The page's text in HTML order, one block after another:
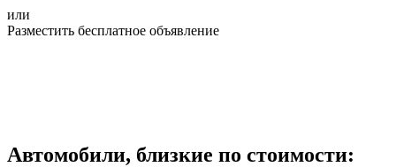
или
Разместить бесплатное объявление
Автомобили, близкие по стоимости: